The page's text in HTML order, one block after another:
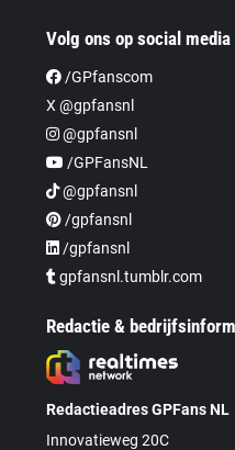
Volg ons op social media
/GPfanscom
X @gpfansnl
@gpfansnl
/GPFansNL
@gpfansnl
/gpfansnl
/gpfansnl
gpfansnl.tumblr.com
Redactie &
Redactieadres GPFans NL
Innovatieweg 20C